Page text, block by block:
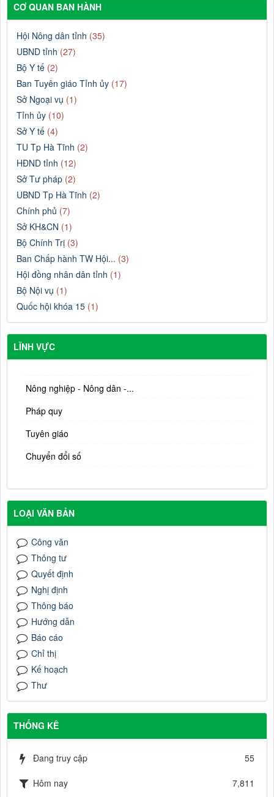
CƠ QUAN BAN HÀNH
Hội Nông dân tỉnh (35)
UBND tỉnh (27)
Bộ Y tế (2)
Ban Tuyên giáo Tỉnh ủy (17)
Sở Ngoại vụ (1)
Tỉnh ủy (10)
Sở Y tế (4)
TU Tp Hà Tĩnh (2)
HĐND tỉnh (12)
Sở Tư pháp (2)
UBND Tp Hà Tĩnh (2)
Chính phủ (7)
Sở KH&CN (1)
Bộ Chính Trị (3)
Ban Chấp hành TW Hội... (3)
Hội đồng nhân dân tỉnh (1)
Bộ Nội vụ (1)
Quốc hội khóa 15 (1)
LĨNH VỰC
Nông nghiệp - Nông dân -...
Pháp quy
Tuyên giáo
Chuyển đổi số
LOẠI VĂN BẢN
Công văn
Thông tư
Quyết định
Nghị định
Thông báo
Hướng dẫn
Báo cáo
Chỉ thị
Kế hoạch
Thư
THỐNG KÊ
Đang truy cập 55
Hôm nay
7,811